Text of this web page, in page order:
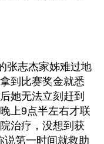
张志杰家姊难过地
到比赛奖金就悉
她无法立刻赶到
上9点半左右才联
治疗，没想到获
说第一时间就救助